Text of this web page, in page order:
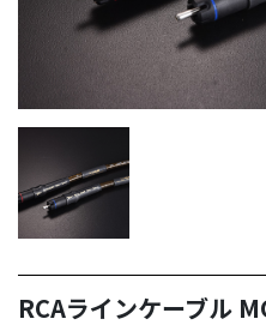
RCAラインケーブル